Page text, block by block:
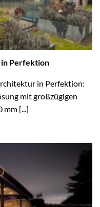
Perfektion
in Perfektion:
mit großzügigen
mm [...]